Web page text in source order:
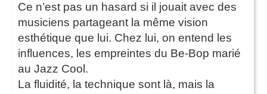
Ce n’est pas un hasard si il jouait avec des
musiciens partageant la même vision
esthétique que lui. Chez lui, on entend les
influences, les empreintes du Be-Bop marié
au Jazz Cool.
La fluidité, la technique sont là, mais la